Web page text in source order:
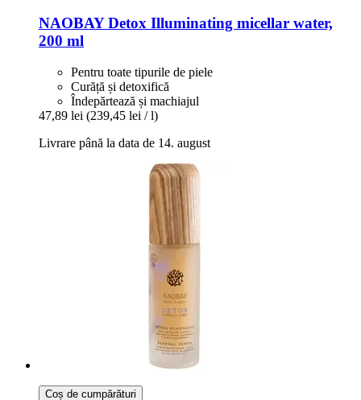
NAOBAYDetox Illuminating micellar water,
200 ml
Pentru toate tipurile de piele
Curăță și detoxifică
Îndepărtează și machiajul
47,89 lei (239,45 lei / l)
Livrare până la data de 14. august
Coș de cumpărături